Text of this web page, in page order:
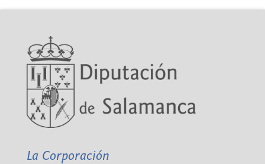
La Corporación